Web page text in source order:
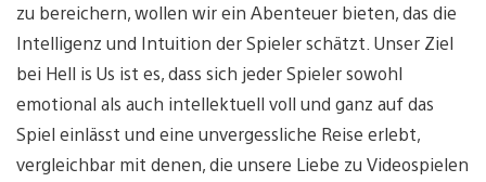
zu bereichern, wollen wir ein Abenteuer bieten, das die
Intelligenz und Intuition der Spieler schätzt. Unser Ziel
bei Hell is Us ist es, dass sich jeder Spieler sowohl
emotional als auch intellektuell voll und ganz auf das
Spiel einlässt und eine unvergessliche Reise erlebt,
vergleichbar mit denen, die unsere Liebe zu Videospielen